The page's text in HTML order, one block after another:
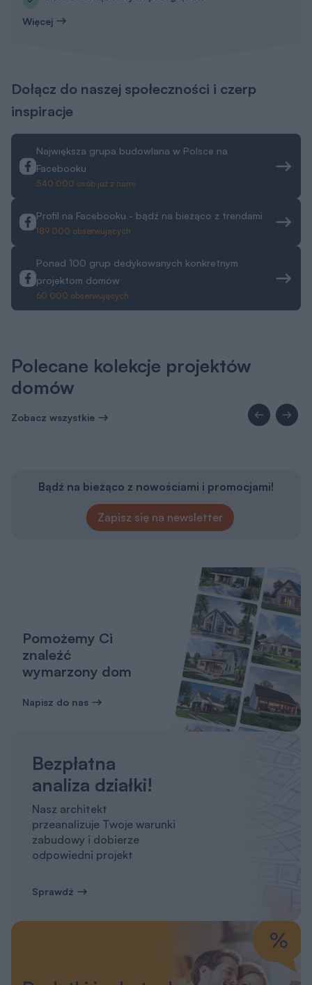
Więcej
Dołącz do naszej społeczności i czerp
inspiracje
Największa grupa budowlana w Polsce na
Facebooku
540 000 osób już z nami
Profil na Facebooku - bądź na bieżąco z trendami
189 000 obserwujących
Ponad 100 grup dedykowanych konkretnym
projektom domów
60 000 obserwujących
Polecane kolekcje projektów
domów
Zobacz wszystkie
Bądź na bieżąco z nowościami i promocjami!
Zapisz się na newsletter
Pomożemy Ci
znaleźć
wymarzony dom
Napisz do nas
Bezpłatna
analiza działki!
Nasz architekt
przeanalizuje Twoje warunki
zabudowy i dobierze
odpowiedni projekt
Sprawdź